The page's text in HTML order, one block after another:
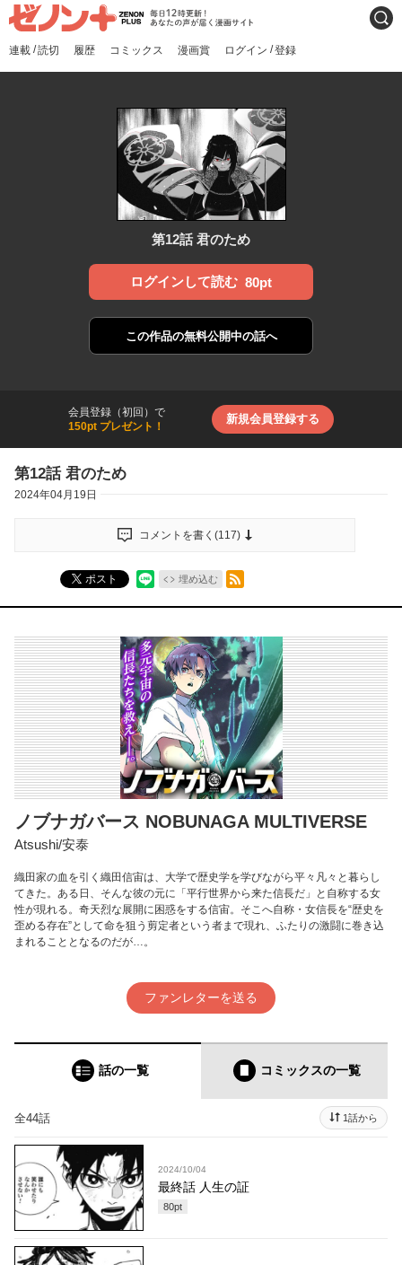
ゼノンプラス
毎日12時更新！あなたの声
が届く漫画サイト
連載 /読切 履歴 コミックス 漫画賞 ログイン /登録
検索
第12話 君のため
ログインして読む 80pt
この作品の無料公開中の話へ
会員登録（初回）で
150pt プレゼント！
新規会員登録する
第12話 君のため
2024年04月19日
コメントを書く(117)
ポスト 埋め込む
RSSフィード
ノブナガバース NOBUNAGA MULTIVERSE
Atsushi/安泰
織田家の血を引く織田信宙は、大学で歴史学を学びながら平々凡々と暮らし
てきた。ある日、そんな彼の元に「平行世界から来た信長だ」と自称する女
性が現れる。奇天烈な展開に困惑をする信宙。そこへ自称・女信長を“歴史を
歪める存在”として命を狙う剪定者という者まで現れ、ふたりの激闘に巻き込
まれることとなるのだが…。
ファンレターを送る
話の一覧 コミックスの一覧
全44話 1話から
2024/10/04
最終話 人生の証
80pt